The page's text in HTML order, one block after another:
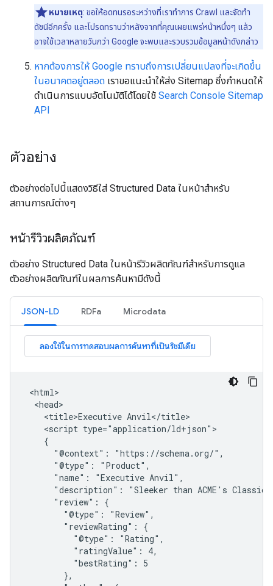
หมายเหตุ: ขอให้อดทนรอระหว่างที่เราทำการ Crawl และจัดทำ
ดัชนีอีกครั้ง และโปรดทราบว่าหลังจากที่คุณเผยแพร่หน้าหนึ่งๆ แล้ว
อาจใช้เวลาหลายวันกว่า Google จะพบและรวบรวมข้อมูลหน้าดังกล่าว
หากต้องการให้ Google ทราบถึงการเปลี่ยนแปลงที่จะเกิดขึ้น
ในอนาคตอยู่ตลอด เราขอแนะนำให้ส่ง Sitemap ซึ่งกำหนดให้
ดำเนินการแบบอัตโนมัติได้โดยใช้ Search Console Sitemap
API
ตัวอย่าง
ตัวอย่างต่อไปนี้แสดงวิธีใส่ Structured Data ในหน้าสำหรับ
สถานการณ์ต่างๆ
หน้ารีวิวผลิตภัณฑ์
ตัวอย่าง Structured Data ในหน้ารีวิวผลิตภัณฑ์สําหรับการดูแล
ตัวอย่างผลิตภัณฑ์ในผลการค้นหามีดังนี้
JSON-LD RDFa Microdata
<html>
  <head>
    <title>Executive Anvil</title>
    <script type="application/ld+json">
    {
      "@context": "https://schema.org/",
      "@type": "Product",
      "name": "Executive Anvil",
"description": "Sleeker than ACME's Classic
      "review": {
        "@type": "Review",
        "reviewRating": {
          "@type": "Rating",
          "ratingValue": 4,
          "bestRating": 5
        },